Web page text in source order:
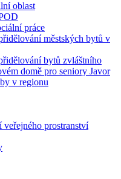
oblast
práce
městských bytů v
bytů zvláštního
domě pro seniory Javor
v regionu
veřejného prostranství